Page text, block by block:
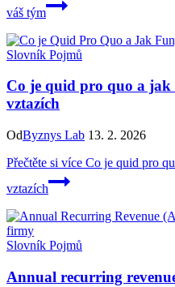
váš tým
Slovník Pojmů
Co je quid pro quo a
vztazích
OdByznys Lab 13. 2. 2026
Přečtěte si více Co je quid pro
vztazích
Slovník Pojmů
Annual recurring